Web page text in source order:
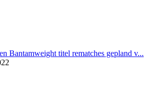
Bantamweight titel rematches gepland v...